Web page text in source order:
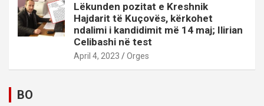
Lëkunden pozitat e Kreshnik
Hajdarit të Kuçovës, kërkohet
ndalimi i kandidimit më 14 maj; Ilirian
Celibashi në test
April 4, 2023 Orges
BO